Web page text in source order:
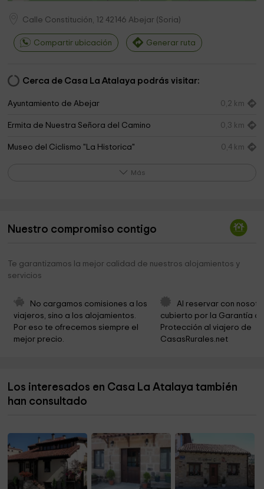
Calle Constitución, 12 42146 Abejar (Soria)
Compartir ubicación Generar ruta
Cerca de Casa La Atalaya podrás visitar:
Ayuntamiento de Abejar 0,2 km
Ermita de Nuestra Señora del Camino 0,3 km
Museo del Ciclismo "La Historica" 0,4 km
Ayuntamiento De Cabrejas Del Pinar 5,3 km
Ermita de Santa Ana
Parroquia de San Millán
Ermita de Nuestra Señora de la Soledad
Ayuntamiento de Cabrejas del Pinar 5,9 km
Ermita de San Roque 6,1 km
Más
Nuestro compromiso contigo
Te garantizamos la mejor calidad de nuestros alojamientos y
servicios
No cargamos comisiones a los
viajeros, sino a los alojamientos.
Por eso te ofrecemos siempre el
mejor precio.
Al reservar con
cubierto por la Garantía
Protección al viajero de
CasasRurales.net
Los interesados en Casa La Atalaya también
han consultado